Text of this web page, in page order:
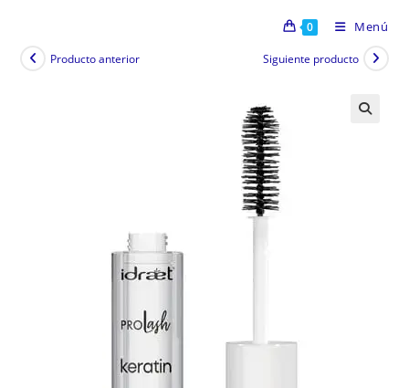
0 Menú
Producto anterior Siguiente producto